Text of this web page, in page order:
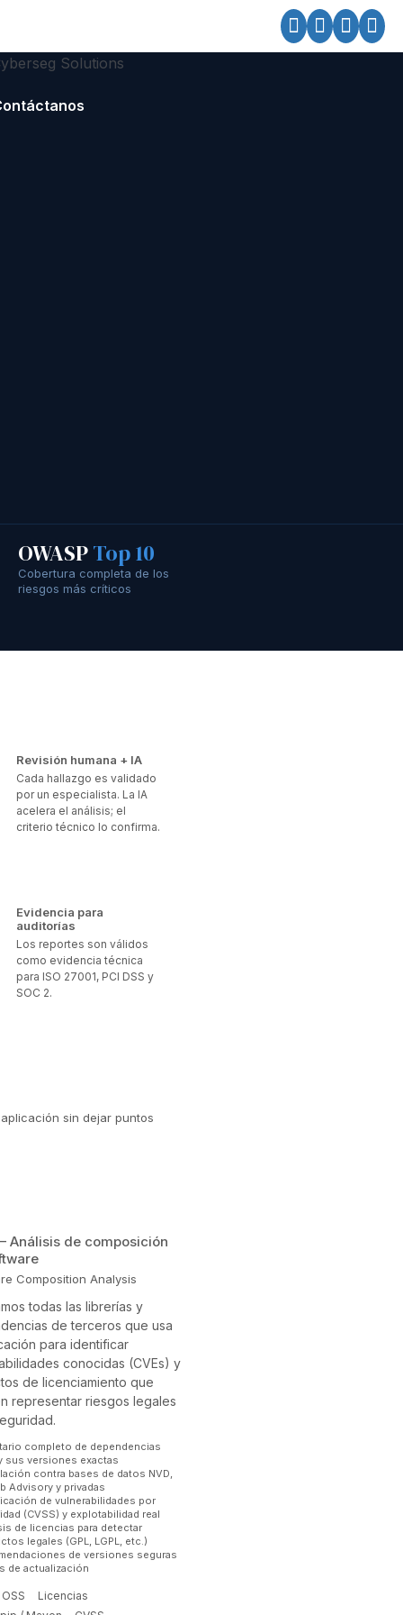
OWASPTop 10
Cobertura completa de los
riesgos más críticos
Revisión humana + IA
Cada hallazgo es validado
por un especialista. La IA
acelera el análisis; el
criterio técnico lo confirma.
Evidencia para
auditorías
Los reportes son válidos
como evidencia técnica
para ISO 27001, PCI DSS y
SOC 2.
sin dejar puntos
Análisis de composición
Composition Analysis
todas las librerías y
de terceros que usa
para identificar
conocidas (CVEs) y
de licenciamiento que
representar riesgos legales
completo de dependencias
sus versiones exactas
contra bases de datos NVD,
Advisory y privadas
de vulnerabilidades por
(CVSS) y explotabilidad real
de licencias para detectar
legales (GPL, LGPL, etc.)
de versiones seguras
de actualización
OSS
Licencias